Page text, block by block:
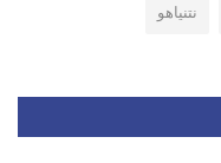
نتنياهو